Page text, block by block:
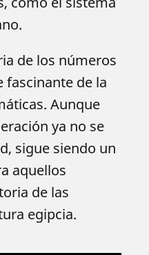
de los números
fascinante de la
Aunque
ya no se
sigue siendo un
aquellos
de las
egipcia.